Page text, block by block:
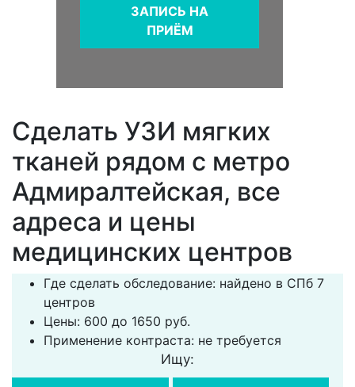
ЗАПИСЬ НА
ПРИЁМ
Сделать УЗИ мягких
тканей рядом с метро
Адмиралтейская, все
адреса и цены
медицинских центров
Где сделать обследование: найдено в СПб 7
центров
Цены: 600 до 1650 руб.
Применение контраста: не требуется
Ищу: